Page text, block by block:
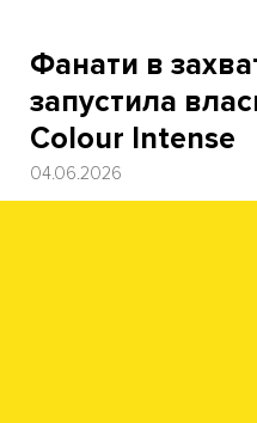
Фанати в
запустила
Colour Intense
04.06.2026